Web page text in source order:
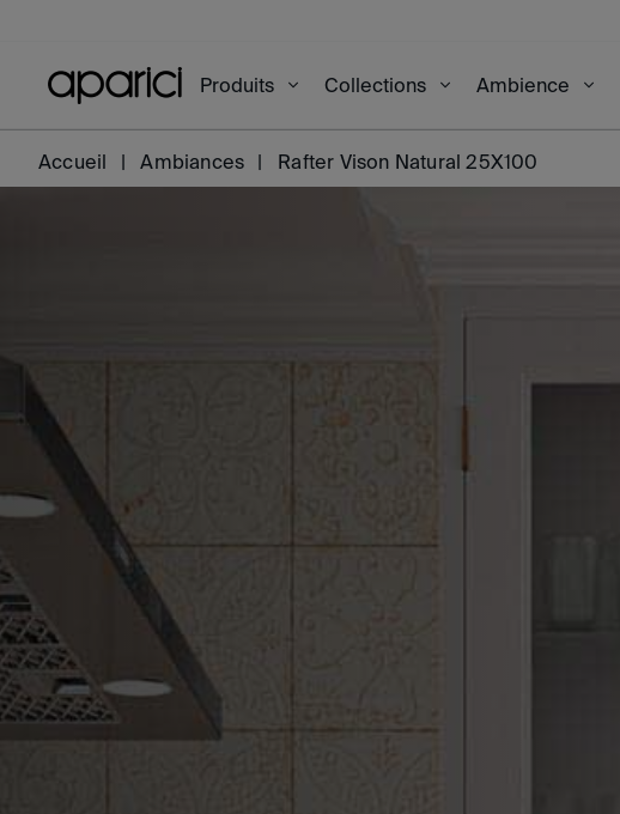
Produits Collections Ambience
Accueil Ambiances Rafter Vison Natural 25X100